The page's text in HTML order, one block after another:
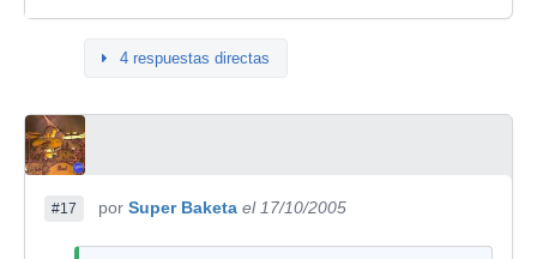
tuve q estar mas de 10 minutos meditando tu
llevara la sonor designer pq tiene pasta, y pq
tiene derecho a tenerla, ank despues le ponga
maple de
pree
mismas
medidas.
4 respuestas directas
#17 por Super Baketa el 17/10/2005